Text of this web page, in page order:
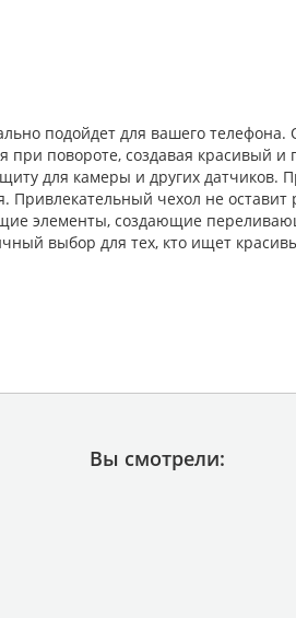
подойдет для вашего
при повороте, создавая красивый
для камеры и других датчиков.
Привлекательный чехол не
элементы, создающие
выбор для тех, кто ищет
Вы смотрели: